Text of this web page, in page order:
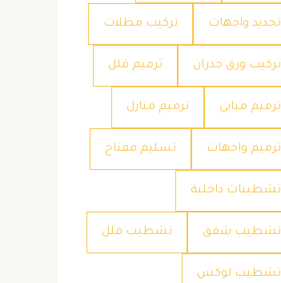
تجديد واجهات تركيب مظلات
تركيب ورق جدران ترميم فلل
ترميم مباني ترميم منازل
ترميم واجهات تسليم مفتاح
تشطيبات داخلية
تشطيب شقق تشطيب فلل
تشطيب لوكس